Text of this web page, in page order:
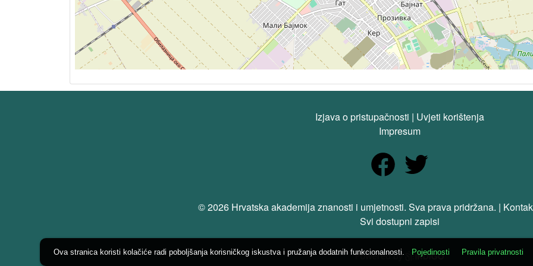
Izjava o pristupačnosti | Uvjeti korištenja
Impresum
© 2026 Hrvatska akademija znanosti i umjetnosti. Sva prava pridržana. |
Svi dostupni zapisi
Ova stranica koristi kolačiće radi poboljšanja korisničkog iskustva i pružanja dodatnih funkcionalnosti. Pojedinosti Pravila privatnosti